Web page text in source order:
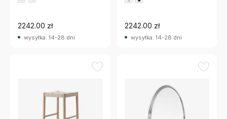
2242.00 zł
wysyłka: 14-28 dni
2242.00 zł
wysyłka: 14-28 dni